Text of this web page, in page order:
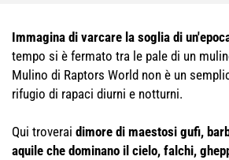
Immagina di varcare la soglia di
tempo si è fermato tra le pale di un
Mulino di Raptors World non è un
rifugio di rapaci diurni e notturni.
Qui troverai dimore di maestosi gufi,
aquile che dominano il cielo, falchi,